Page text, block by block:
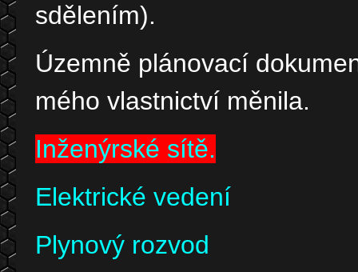
sdělením).
Územně plánovací
mého vlastnictví měnila.
Inženýrské sítě.
Elektrické vedení
Plynový rozvod